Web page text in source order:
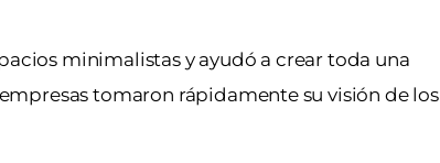
minimalistas y ayudó a crear toda una
tomaron rápidamente su visión de los